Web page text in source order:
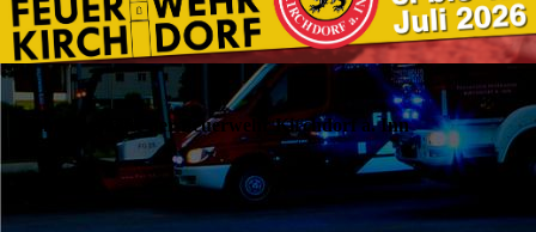
Jahresberichte der Feuerwehr Kirchdorf a. Inn